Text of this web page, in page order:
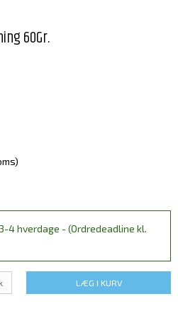
60Gr.
4 hverdage - (Ordredeadline kl.
LÆG I KURV